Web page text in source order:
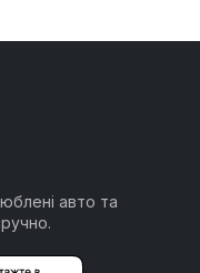
авто та